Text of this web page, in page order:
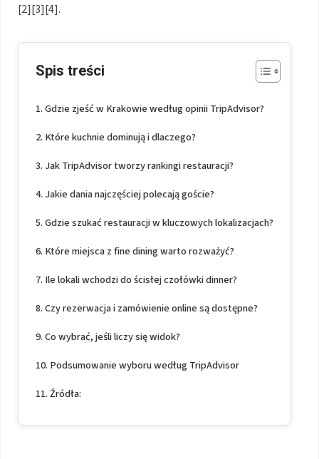
[2][3][4].
Spis treści
Gdzie zjeść w Krakowie według opinii TripAdvisor?
Które kuchnie dominują i dlaczego?
Jak TripAdvisor tworzy rankingi restauracji?
Jakie dania najczęściej polecają goście?
Gdzie szukać restauracji w kluczowych lokalizacjach?
Które miejsca z fine dining warto rozważyć?
Ile lokali wchodzi do ścisłej czołówki dinner?
Czy rezerwacja i zamówienie online są dostępne?
Co wybrać, jeśli liczy się widok?
Podsumowanie wyboru według TripAdvisor
Źródła: